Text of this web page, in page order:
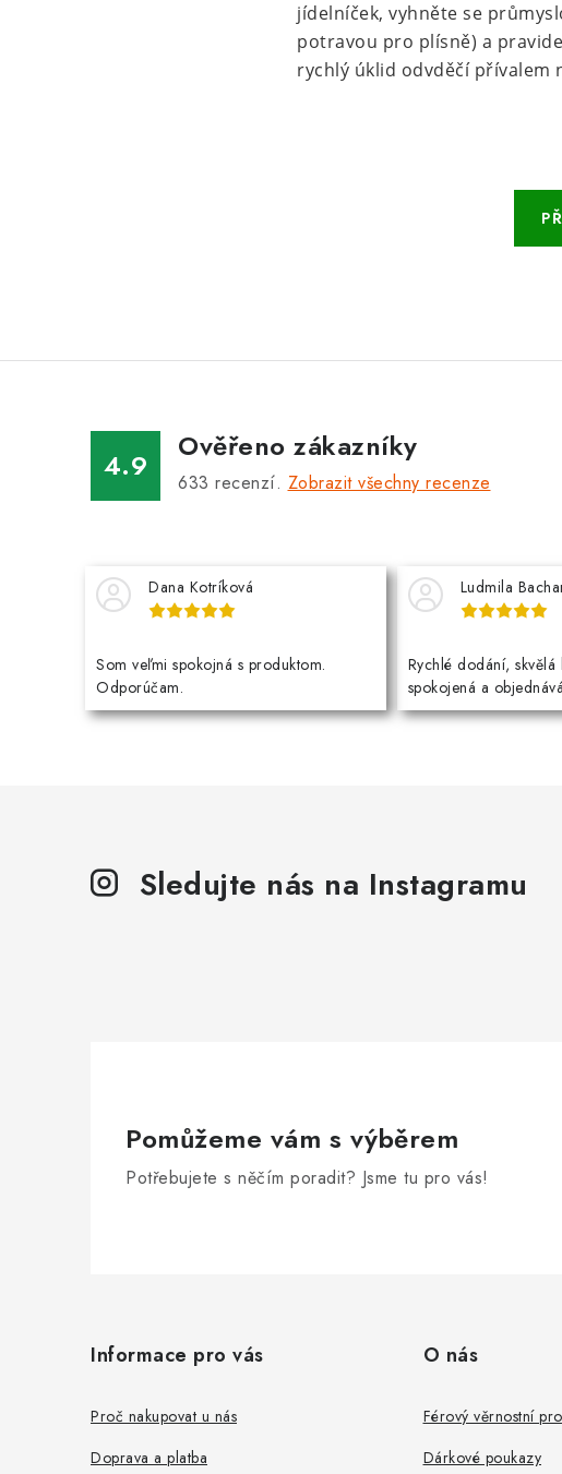
jídelníček, vyhněte se
potravou pro plísně) a
rychlý úklid odvděčí přívalem
4.9
Ověřeno zákazníky
633 recenzí. Zobrazit všechny recenze
Dana Kotríková
Som veľmi spokojná s produktom.
Odporúčam.
Ludmila
Rychlé dodání, skvělá
spokojená a
Sledujte nás na Instagramu
Pomůžeme vám s výběrem
Potřebujete s něčím poradit? Jsme tu pro vás!
Informace pro vás
Proč nakupovat u nás
Doprava a platba
O nás
Férový věrnostní
Dárkové poukazy